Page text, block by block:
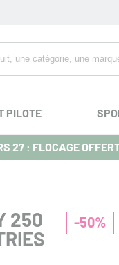
PILOTE
27 : FLOCAGE
-50%
250